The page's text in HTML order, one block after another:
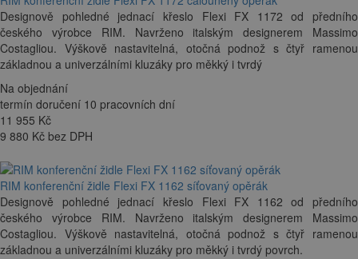
Designově pohledné jednací křeslo Flexi FX 1172 od předního
českého výrobce RIM. Navrženo italským designerem Massimo
Costagliou. Výškově nastavitelná, otočná podnož s čtyř ramenou
základnou a univerzálními kluzáky pro měkký i tvrdý
Na objednání
termín doručení 10 pracovních dní
11 955 Kč
9 880 Kč bez DPH
RIM konferenční židle Flexi FX 1162 síťovaný opěrák
Designově pohledné jednací křeslo Flexi FX 1162 od předního
českého výrobce RIM. Navrženo italským designerem Massimo
Costagliou. Výškově nastavitelná, otočná podnož s čtyř ramenou
základnou a univerzálními kluzáky pro měkký i tvrdý povrch.